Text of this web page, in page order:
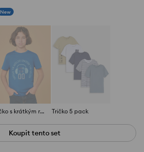
New
Tričko s krátkým rukávem Tričko 5 pack
Koupit tento set